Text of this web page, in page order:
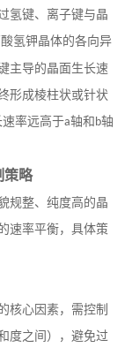
氢键、离子键与晶
氢钾晶体的各向异
主导的晶面生长速
形成棱柱状或针状
率远高于a轴和 b轴
策略
规整、纯度高的晶
速率平衡，具体策
核心因素，需控制
度之间），避免过